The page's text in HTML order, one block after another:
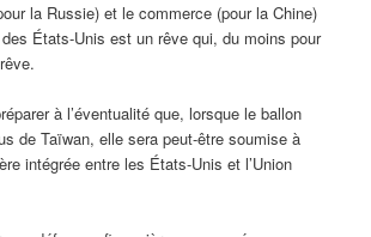
la Russie) et le commerce (pour la Chine)
des États-Unis est un rêve qui, du moins pour
à l’éventualité que, lorsque le ballon
de Taïwan, elle sera peut-être soumise à
intégrée entre les États-Unis et l’Union